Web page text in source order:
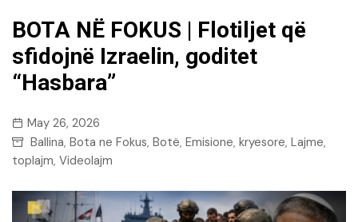
BOTA NË FOKUS | Flotiljet që
sfidojnë Izraelin, goditet
“Hasbara”
May 26, 2026
Ballina, Bota ne Fokus, Botë, Emisione, kryesore, Lajme,
toplajm, Videolajm